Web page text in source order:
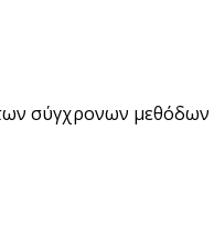
σύγχρονων μεθόδων